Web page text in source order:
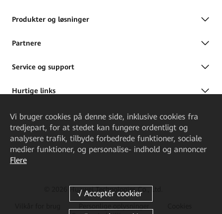
Produkter og løsninger
Partnere
Service og support
Hurtige links
© 2026 Huawei Technologies Co., Ltd.
Vi bruger cookies på denne side, inklusive cookies fra
tredjepart, for at stedet kan fungere ordentligt og
analysere trafik, tilbyde forbedrede funktioner, sociale
medier funktioner, og personalise- indhold og annoncer
Flere